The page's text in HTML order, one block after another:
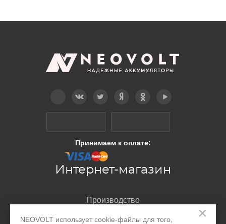
×
NEOVOLT использует cookie-файлы для того,
Принимаем к оплате:
Интернет-магазин
Производство
Организациям